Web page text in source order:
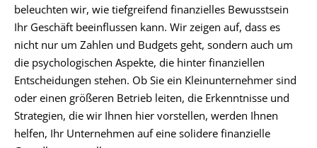
beleuchten wir, wie tiefgreifend finanzielles Bewusstsein
Ihr Geschäft beeinflussen kann. Wir zeigen auf, dass es
nicht nur um Zahlen und Budgets geht, sondern auch um
die psychologischen Aspekte, die hinter finanziellen
Entscheidungen stehen. Ob Sie ein Kleinunternehmer sind
oder einen größeren Betrieb leiten, die Erkenntnisse und
Strategien, die wir Ihnen hier vorstellen, werden Ihnen
helfen, Ihr Unternehmen auf eine solidere finanzielle